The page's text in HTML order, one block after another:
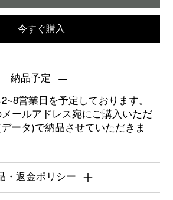
今すぐ購入
納品予定
営業日を予定しております。
ールアドレス宛にご購入いただ
ータ)で納品させていただきま
・返金ポリシー